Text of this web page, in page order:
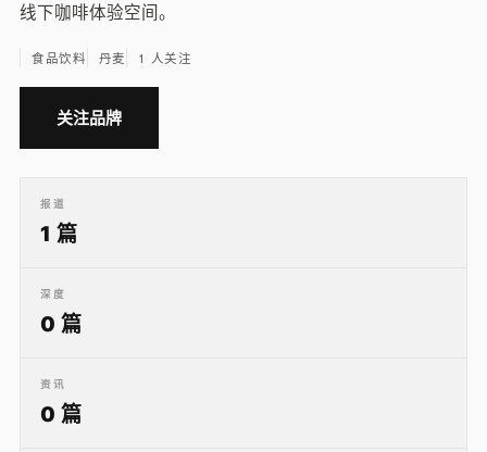
线下咖啡体验空间。
食品饮料 丹麦 1 人关注
关注品牌
报道
1 篇
深度
0 篇
资讯
0 篇